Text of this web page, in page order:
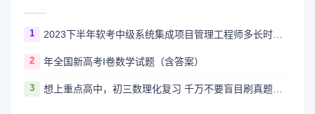
1 2023下半年软考中级系统集成项目管理工程师多长时间出成绩
2 年全国新高考I卷数学试题（含答案）
3 想上重点高中，初三数理化复习 千万不要盲目刷真题卷和模拟卷！